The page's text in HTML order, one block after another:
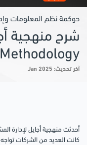
حوكمة نظم المعلومات
Methodology: دليل شامل
آخر تحديث: Jan 2025
أحدثت منهجية أجايل لإدارة
كانت العديد من الشركات